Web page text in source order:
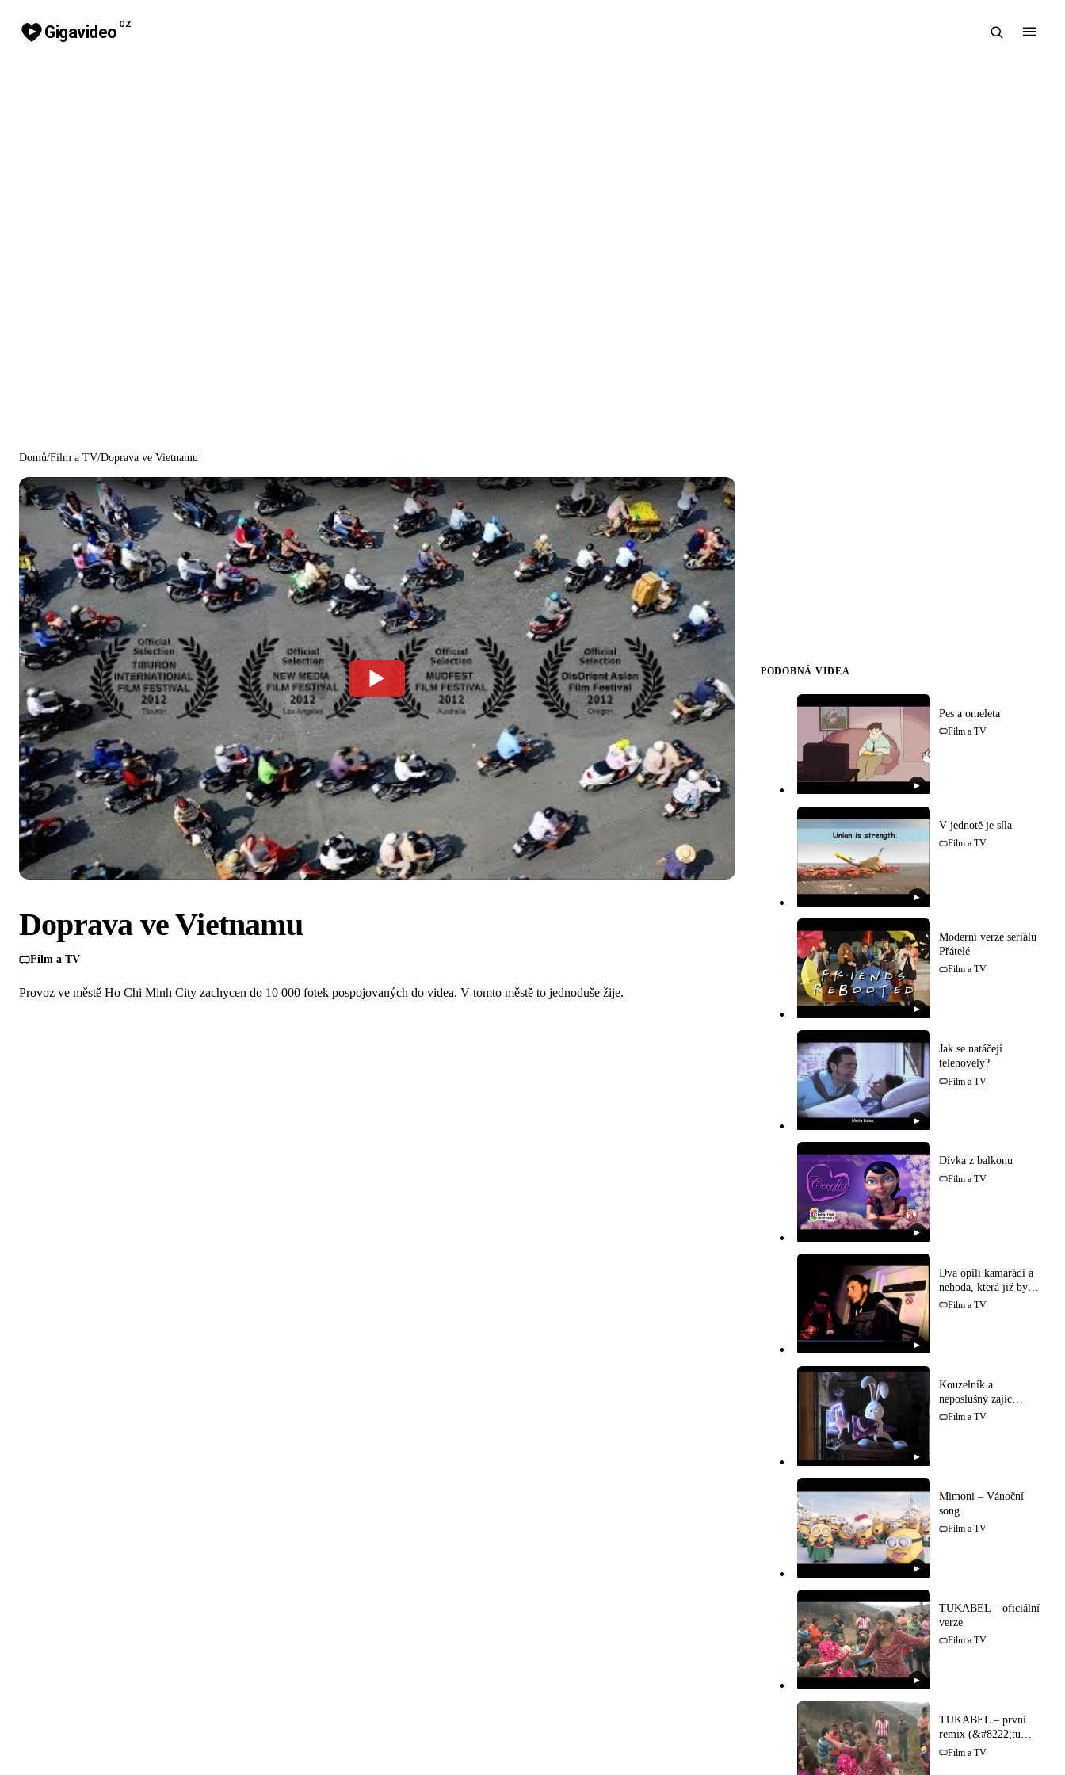
Gigavideo CZ
Domů/Film a TV/Doprava ve Vietnamu
Doprava ve Vietnamu
Film a TV
Provoz ve městě Ho Chi Minh City zachycen do 10 000 fotek pospojovaných do videa. V tomto městě to jednoduše žije.
PODOBNÁ VIDEA
▶
Pes a omeleta
Film a TV
▶
V jednotě je síla
Film a TV
▶
Moderní verze seriálu
Přátelé
Film a TV
▶
Jak se natáčejí
telenovely?
Film a TV
▶
Dívka z balkonu
Film a TV
▶
Dva opilí kamarádi a
nehoda, která již byla
uskutečněna!
Film a TV
▶
Kouzelník a
neposlušný zajíc
(Pixar)
Film a TV
▶
Mimoni – Vánoční
song
Film a TV
▶
TUKABEL – oficiální
verze
Film a TV
TUKABEL – první
remix (&#8222;tu
kabel")
Film a TV